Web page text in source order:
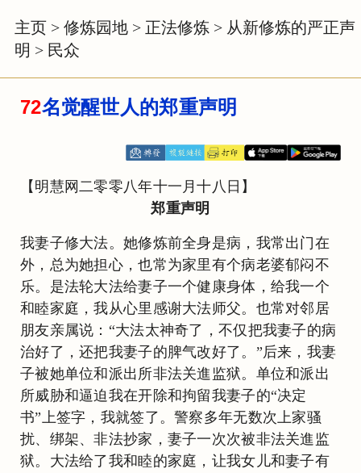
主页 > 修炼园地 > 正法修炼 > 从新修炼的严正声
明 > 民众
72名觉醒世人的郑重声明
【明慧网二零零八年十一月十八日】
郑重声明
我妻子修大法。她修炼前全身是病，我常出门在
外，总为她担心，也常为家里有个病老婆郁闷不
乐。是法轮大法给妻子一个健康身体，给我一个
和睦家庭，我从心里感谢大法师父。也常对邻居
朋友亲属说：“大法太神奇了，不仅把我妻子的病
治好了，还把我妻子的脾气改好了。”后来，我妻
子被她单位和派出所非法关進监狱。单位和派出
所威胁和逼迫我在开除和拘留我妻子的“决定
书”上签字，我就签了。警察多年无数次上家骚
扰、绑架、非法抄家，妻子一次次被非法关進监
狱。大法给了我和睦的家庭，让我女儿和妻子有